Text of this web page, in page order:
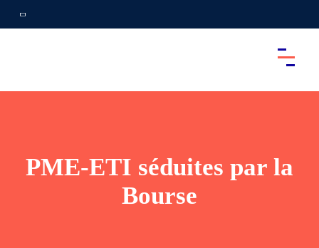
PME-ETI séduites par la
Bourse